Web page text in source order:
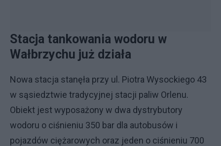
Stacja tankowania wodoru w
Wałbrzychu już działa
Nowa stacja stanęła przy ul. Piotra Wysockiego 43
w sąsiedztwie tradycyjnej stacji paliw Orlenu.
Obiekt jest wyposażony w dwa dystrybutory
wodoru o ciśnieniu 350 bar dla autobusów i
pojazdów ciężarowych oraz jeden o ciśnieniu 700